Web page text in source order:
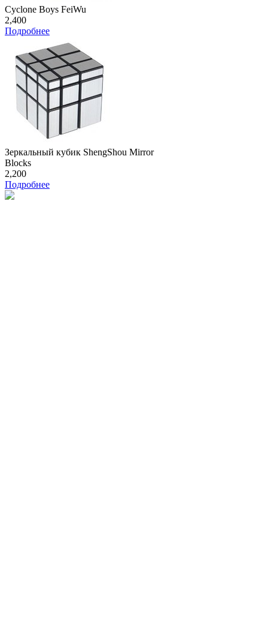
Cyclone Boys FeiWu
2,400
Подробнее
Зеркальный кубик ShengShou Mirror
Blocks
2,200
Подробнее